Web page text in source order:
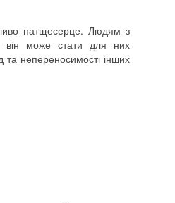
натщесерце. Людям з
він може стати для них
непереносимості інших